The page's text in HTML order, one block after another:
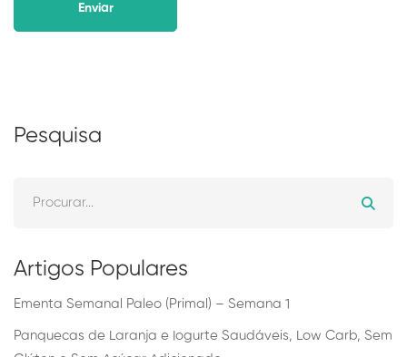
Pesquisa
Artigos Populares
Ementa Semanal Paleo (Primal) – Semana 1
Panquecas de Laranja e Iogurte Saudáveis, Low Carb, Sem